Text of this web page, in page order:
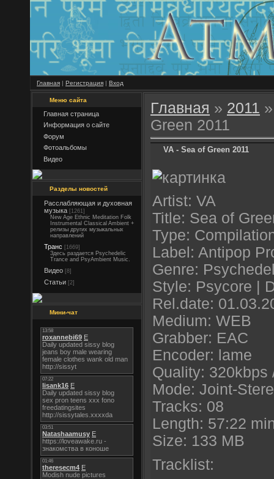
Главная | Регистрация | Вход
Меню сайта
Главная страница
Информация о сайте
Форум
Фотоальбомы
Видео
Разделы новостей
Расслабляющая и духовная
музыка [1261]
New Age Ethnic Meditation Folk
Instrumental Classical Ambient +
релизы других музыкальных
направлений
Транс [1669]
Здесь раздается Psychedelic
Trance and PsyAmbient Music.
Видео [8]
Статьи [2]
Мини-чат
Главная » 2011 »
Green 2011
VA - Sea of Green 2011
Artist: VA
Title: Sea of
Type:
Label: Antipop
Genre:
Style: Psycore |
Rel.date:
Medium: WEB
Grabber: EAC
Encoder: lame
Quality: 320kbps
Mode: Joint-
Tracks: 08
Length: 57:22
Size: 133 MB
Tracklist: